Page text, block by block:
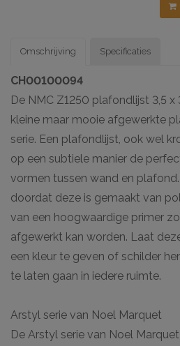
Omschrijving
CH00100094
De NMC Z1250 plafondlijst 3,5 x
kleine maar mooie afgewerkte
serie. Een plafondlijst, ook wel
op een subtiele manier de
vormen tussen wand en
doordat deze is gemaakt van
van een hoogwaardige primer
afgewerkt kan worden. Laat
een kleur te geven of schilder
te laten gaan in iedere ruimte.
Arstyl serie van Noel Marquet
De Arstyl serie van Noel
Specificaties